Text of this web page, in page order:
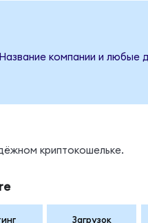
компании и любые
криптокошельке.
Загрузок